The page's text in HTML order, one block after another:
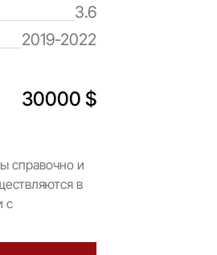
3.6
2019-2022
30000 $
справочно и
в
с